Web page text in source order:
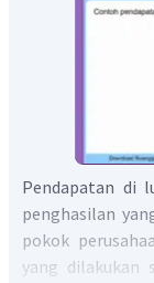
Pendapatan di
penghasilan
pokok
yang dilakukan